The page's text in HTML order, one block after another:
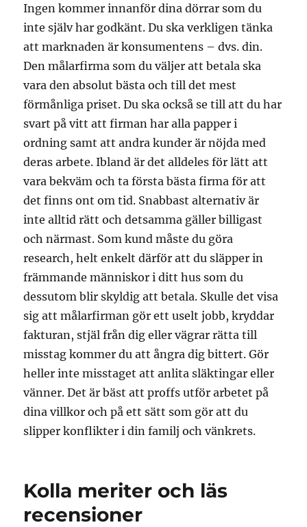
Ingen kommer innanför dina dörrar som du
inte själv har godkänt. Du ska verkligen tänka
att marknaden är konsumentens – dvs. din.
Den målarfirma som du väljer att betala ska
vara den absolut bästa och till det mest
förmånliga priset. Du ska också se till att du har
svart på vitt att firman har alla papper i
ordning samt att andra kunder är nöjda med
deras arbete. Ibland är det alldeles för lätt att
vara bekväm och ta första bästa firma för att
det finns ont om tid. Snabbast alternativ är
inte alltid rätt och detsamma gäller billigast
och närmast. Som kund måste du göra
research, helt enkelt därför att du släpper in
främmande människor i ditt hus som du
dessutom blir skyldig att betala. Skulle det visa
sig att målarfirman gör ett uselt jobb, kryddar
fakturan, stjäl från dig eller vägrar rätta till
misstag kommer du att ångra dig bittert. Gör
heller inte misstaget att anlita släktingar eller
vänner. Det är bäst att proffs utför arbetet på
dina villkor och på ett sätt som gör att du
slipper konflikter i din familj och vänkrets.
Kolla meriter och läs
recensioner